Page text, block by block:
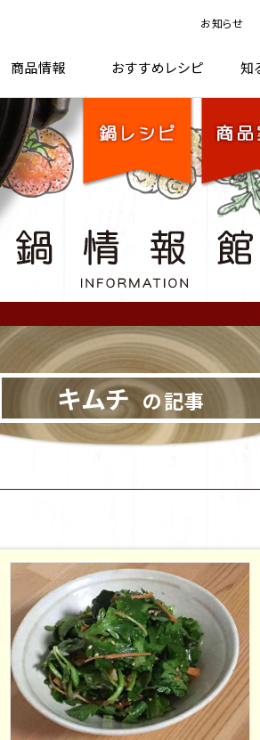
お知らせ
商品情報 おすすめレシピ 知
商品案内
キムチ の記事